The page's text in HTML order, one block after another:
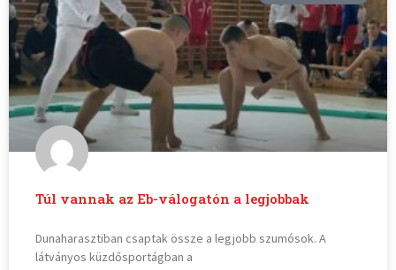
Túl vannak az Eb-válogatón a legjobbak
Dunaharasztiban csaptak össze a legjobb szumósok. A
látványos küzdősportágban a